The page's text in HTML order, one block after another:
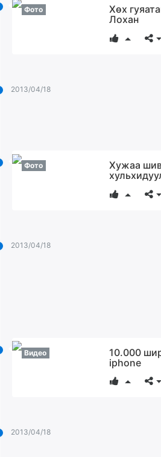
Фото
Хөх
Лохан
2013/04/18
Фото
Хужаа
2013/04/18
Видео
10.000
iphone
2013/04/18